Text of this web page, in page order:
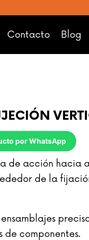
Contacto Blog
por WhatsApp
de acción hacia
de la
de componentes.